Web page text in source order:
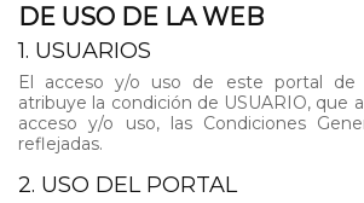
DE USO DE LA WEB
1. USUARIOS
El acceso y/o uso de este portal de
atribuye la condición de USUARIO, que
acceso y/o uso, las Condiciones
reflejadas.
2. USO DEL PORTAL